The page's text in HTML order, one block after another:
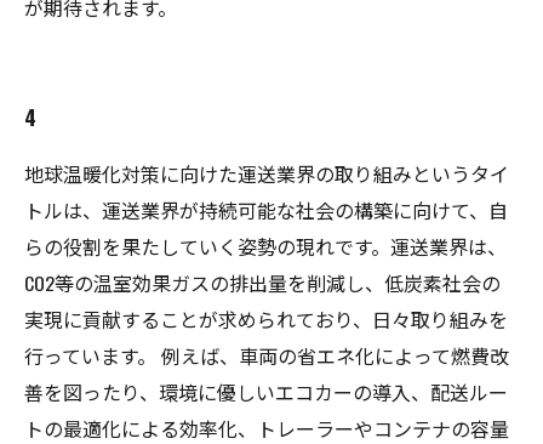
が期待されます。
4
地球温暖化対策に向けた運送業界の取り組みというタイ
トルは、運送業界が持続可能な社会の構築に向けて、自
らの役割を果たしていく姿勢の現れです。運送業界は、
CO2等の温室効果ガスの排出量を削減し、低炭素社会の
実現に貢献することが求められており、日々取り組みを
行っています。 例えば、車両の省エネ化によって燃費改
善を図ったり、環境に優しいエコカーの導入、配送ルー
トの最適化による効率化、トレーラーやコンテナの容量